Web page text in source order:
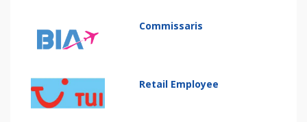
Commissaris
Retail Employee